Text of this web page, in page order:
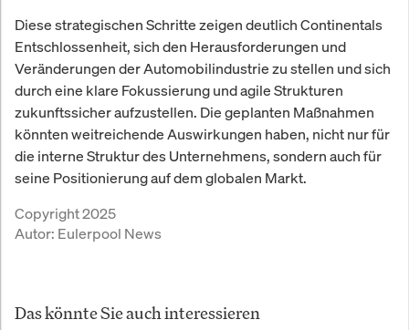
Diese strategischen Schritte zeigen deutlich Continentals
Entschlossenheit, sich den Herausforderungen und
Veränderungen der Automobilindustrie zu stellen und sich
durch eine klare Fokussierung und agile Strukturen
zukunftssicher aufzustellen. Die geplanten Maßnahmen
könnten weitreichende Auswirkungen haben, nicht nur für
die interne Struktur des Unternehmens, sondern auch für
seine Positionierung auf dem globalen Markt.
Copyright 2025
Autor: Eulerpool News
Das könnte Sie auch interessieren